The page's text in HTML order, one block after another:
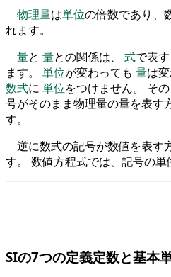
物理量は単位の倍数であり、
れます。
量と 量との関係は、 式で表
ます。 単位が変わっても 量は
数式に 単位をつけません。 そ
号がそのまま物理量の量を表す
す。
逆に数式の記号が数値を表す
す。 数値方程式では、記号の単
SIの7つの定義定数と基本